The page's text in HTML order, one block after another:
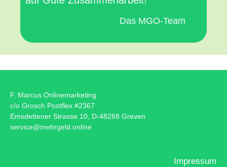
Das MGO-Team
F. Marcus Onlinemarketing
c/o Grosch Postflex #2367
Emsdettener Strasse 10, D-48268 Greven
service@mehrgeld.online
Impressum